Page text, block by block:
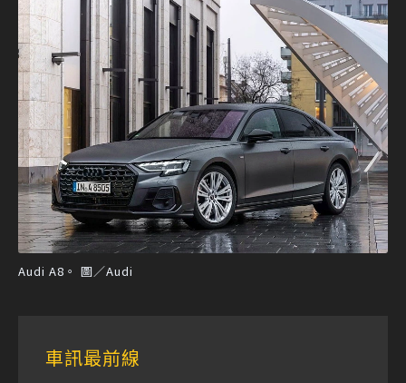
Audi A8。 圖／Audi
車訊最前線